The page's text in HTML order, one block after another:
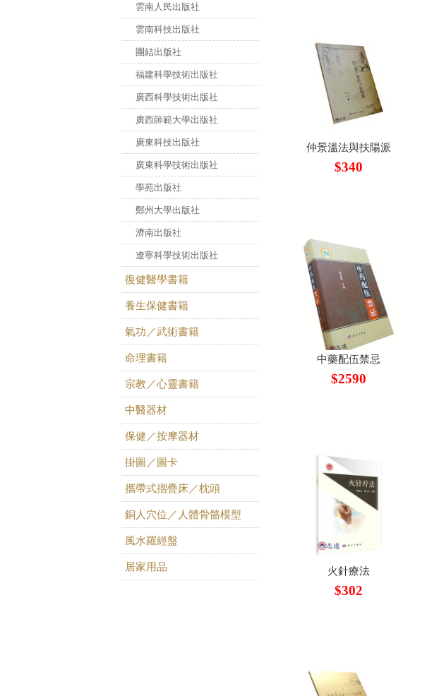
雲南人民出版社
雲南科技出版社
團結出版社
福建科學技術出版社
廣西科學技術出版社
廣西師範大學出版社
廣東科技出版社
廣東科學技術出版社
學苑出版社
鄭州大學出版社
濟南出版社
遼寧科學技術出版社
復健醫學書籍
養生保健書籍
氣功／武術書籍
命理書籍
宗教／心靈書籍
中醫器材
保健／按摩器材
掛圖／圖卡
攜帶式摺疊床／枕頭
銅人穴位／人體骨骼模型
風水羅經盤
居家用品
仲景溫法與扶陽派
$340
中藥配伍禁忌
$2590
火針療法
$302